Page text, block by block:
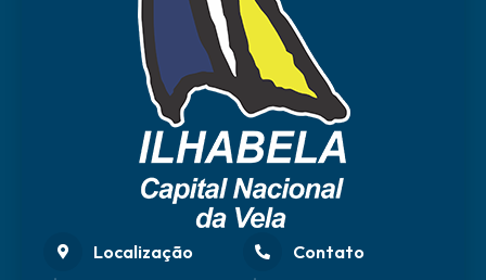
Localização Contato